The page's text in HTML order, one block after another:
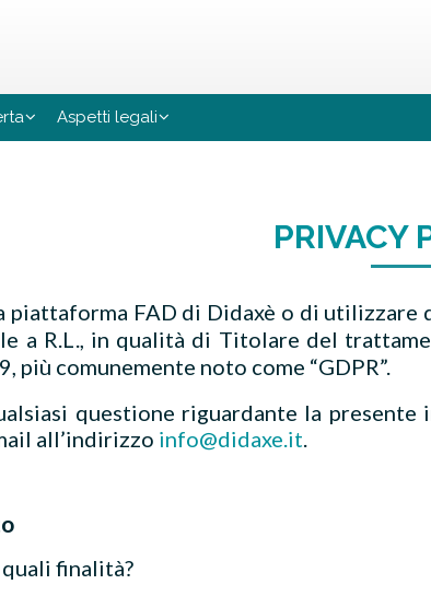
Aspetti legali
PRIVACY
FAD di Didaxè o di utilizzare
a R.L., in qualità di Titolare del
più comunemente noto come “GDPR”.
questione riguardante la
all’indirizzo info@didaxe.it
finalità?